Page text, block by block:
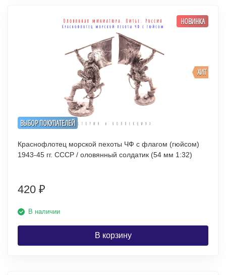
ВЫБОР ПОКУПАТЕЛЕЙ
ХИТ
НОВИНКА
Краснофлотец морской пехоты ЧФ с флагом (гюйсом)
1943-45 гг. СССР / оловянный солдатик (54 мм 1:32)
420 ₽
В наличии
В корзину